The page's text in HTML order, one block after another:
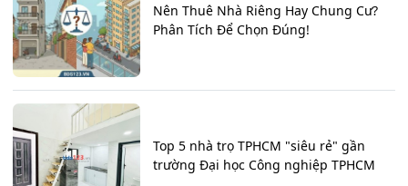
Nên Thuê Nhà Riêng Hay Chung Cư?
Phân Tích Để Chọn Đúng!
Top 5 nhà trọ TPHCM "siêu rẻ" gần
trường Đại học Công nghiệp TPHCM